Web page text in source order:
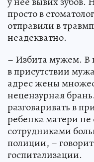
просто в
отправили в
неадекватно.
– Избита мужем. В
в присутствии
адрес жены
нецензурная
разговаривать в
ребенка матери не
сотрудниками
полиции, –
госпитализации.